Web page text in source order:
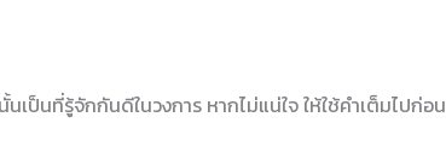
เป็นที่รู้จักกันดีในวงการ หากไม่แน่ใจ ให้ใช้คำเต็มไปก่อน